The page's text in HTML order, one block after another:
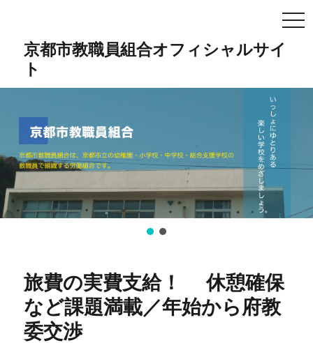
京都市教職員組合オフィシャルサイ
ト
旅費の実費支給！ 休憩確保
など課題満載／年始から府教
委交渉